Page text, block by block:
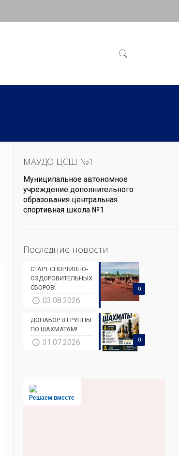
МАУДО ЦСШ №1
Муниципальное автономное
учреждение дополнительного
образования центральная
спортивная школа №1
Последние новости
0
СТАРТ СПОРТИВНО-
ОЗДОРОВИТЕЛЬНЫХ
СБОРОВ!
03.08.2026
0
ДОНАБОР В ГРУППЫ
ПО ШАХМАТАМ!
31.07.2026
Решаем вместе